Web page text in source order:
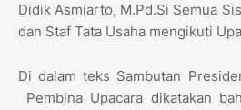
Didik Asmiarto, M.Pd.Si Semua
dan Staf Tata Usaha mengikuti
Di dalam teks Sambutan
Pembina Upacara dikatakan